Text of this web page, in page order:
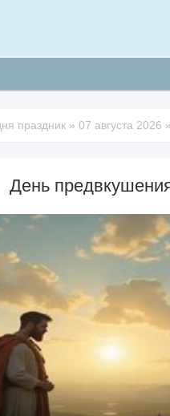
праздник » 07 августа 2026 »
День